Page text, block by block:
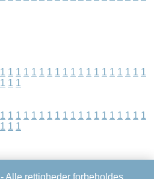
1 1 1 1 1 1 1 1 1 1 1 1 1 1 1 1 1 1 1
1 1 1
1 1 1 1 1 1 1 1 1 1 1 1 1 1 1 1 1 1 1
1 1 1
- Alle rettigheder forbeholdes